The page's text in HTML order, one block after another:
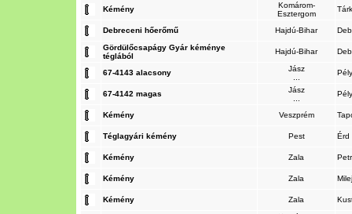
Kémény
Komárom-
Esztergom
Debreceni hőerőmű Hajdú-Bihar
Gördülőcsapágy Gyár kéménye
téglából
Hajdú-Bihar
67-4143 alacsony
Jász
67-4142 magas
Jász
Kémény Veszprém
Téglagyári kémény Pest Érd
Kémény Zala
Kémény Zala
Kémény Zala